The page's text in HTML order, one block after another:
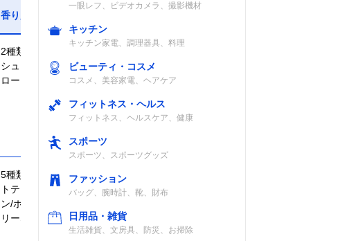
香り展開
2種類・フレッ
シュソープ/フ
ローラル
5種類・ホワイ
トティー/サボ
ン/ホワイトリ
リーなど
一眼レフ、ビデオカメラ、撮影機材
キッチン
キッチン家電、調理器具、料理
ビューティ・コスメ
コスメ、美容家電、ヘアケア
フィットネス・ヘルス
フィットネス、ヘルスケア、健康
スポーツ
スポーツ、スポーツグッズ
ファッション
バッグ、腕時計、靴、財布
日用品・雑貨
生活雑貨、文房具、防災、お掃除